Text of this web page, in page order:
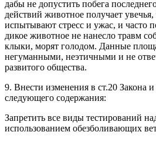
дабы не допустить побега
действий животное получает увечья,
испытывают стресс и ужас, и часто
дикое животное не нанесло травм
клыки, морят голодом. Данные
негуманными, неэтичными и не
развитого общества.
9. Внести изменения в ст.20 Закона и
следующего содержания:
Запретить все виды тестирований
использованием обезболивающих